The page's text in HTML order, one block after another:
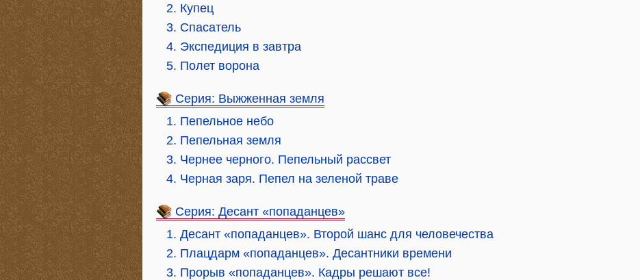
2. Купец
3. Спасатель
4. Экспедиция в завтра
5. Полет ворона
Серия: Выжженная земля
1. Пепельное небо
2. Пепельная земля
3. Чернее черного. Пепельный рассвет
4. Черная заря. Пепел на зеленой траве
Серия: Десант «попаданцев»
1. Десант «попаданцев». Второй шанс для человечества
2. Плацдарм «попаданцев». Десантники времени
3. Прорыв «попаданцев». Кадры решают все!